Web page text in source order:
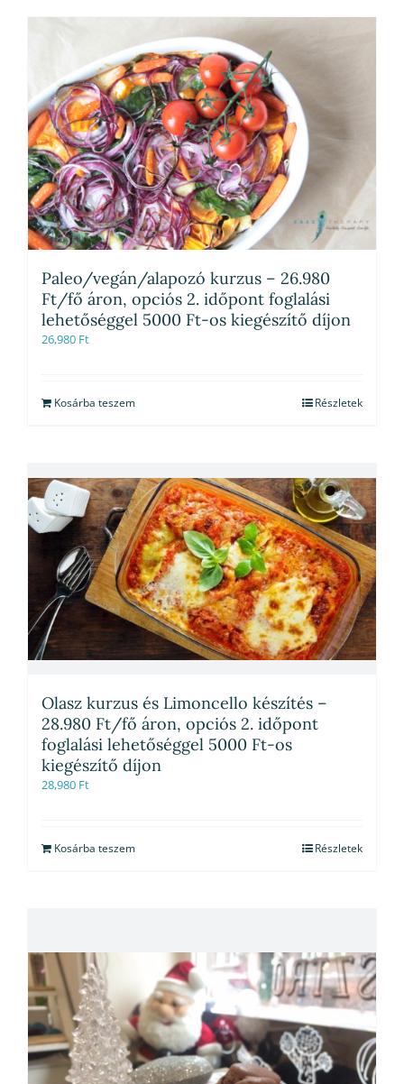
Paleo/vegán/alapozó kurzus – 26.980
Ft/fő áron, opciós 2. időpont foglalási
lehetőséggel 5000 Ft-os kiegészítő díjon
26,980 Ft
Kosárba teszem Részletek
Olasz kurzus és Limoncello készítés –
28.980 Ft/fő áron, opciós 2. időpont
foglalási lehetőséggel 5000 Ft-os
kiegészítő díjon
28,980 Ft
Kosárba teszem Részletek